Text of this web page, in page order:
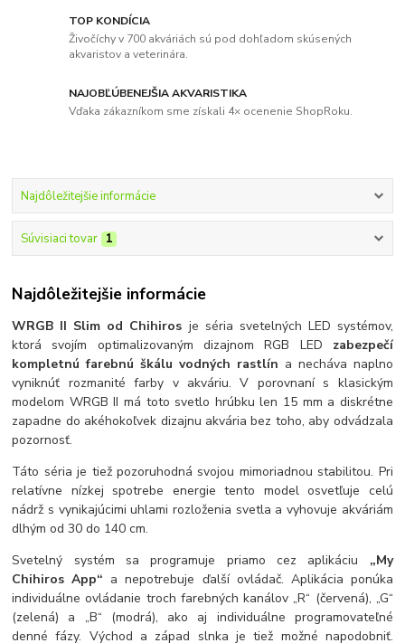
TOP KONDÍCIA
Živočíchy v 700 akváriách sú pod dohľadom skúsených
akvaristov a veterinára.
NAJOBĽÚBENEJŠIA AKVARISTIKA
Vďaka zákazníkom sme získali 4× ocenenie ShopRoku.
Najdôležitejšie informácie
Súvisiaci tovar 1
Najdôležitejšie informácie
WRGB II Slim od Chihiros je séria svetelných LED systémov,
ktorá svojím optimalizovaným dizajnom RGB LED zabezpečí
kompletnú farebnú škálu vodných rastlín a necháva naplno
vyniknúť rozmanité farby v akváriu. V porovnaní s klasickým
modelom WRGB II má toto svetlo hrúbku len 15 mm a diskrétne
zapadne do akéhokoľvek dizajnu akvária bez toho, aby odvádzala
pozornosť.
Táto séria je tiež pozoruhodná svojou mimoriadnou stabilitou. Pri
relatívne nízkej spotrebe energie tento model osvetľuje celú
nádrž s vynikajúcimi uhlami rozloženia svetla a vyhovuje akváriám
dlhým od 30 do 140 cm.
Svetelný systém sa programuje priamo cez aplikáciu „My
Chihiros App“ a nepotrebuje ďalší ovládač. Aplikácia ponúka
individuálne ovládanie troch farebných kanálov „R“ (červená), „G“
(zelená) a „B“ (modrá), ako aj individuálne programovateľné
denné fázy. Východ a západ slnka je tiež možné napodobniť.